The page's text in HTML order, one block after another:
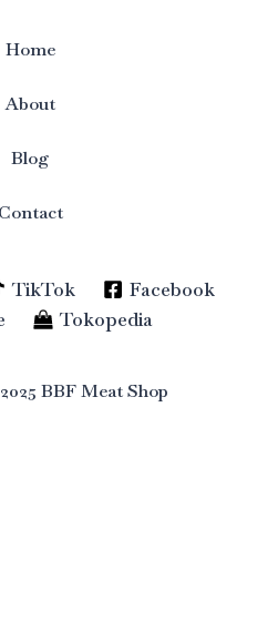
Home
About
Blog
Contact
TikTok
Facebook
Tokopedia
BBF Meat Shop